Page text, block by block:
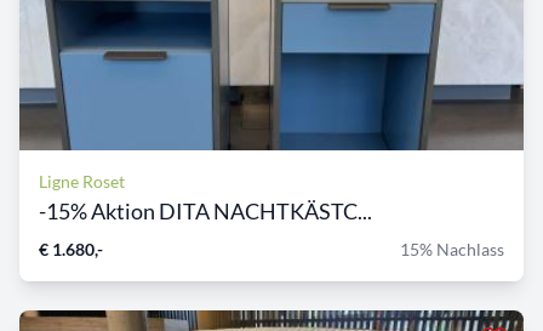
Ligne Roset
-15% Aktion DITA NACHTKÄSTC...
€ 1.680,- 15% Nachlass